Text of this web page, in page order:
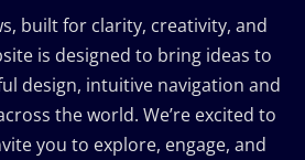
built for clarity, creativity, and
is designed to bring ideas to
design, intuitive navigation and
the world. We’re excited to
you to explore, engage, and